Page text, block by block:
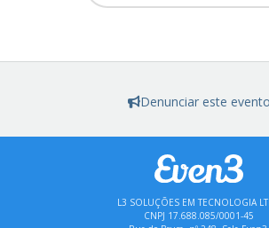
Denunciar este evento
L3 SOLUÇÕES EM TECNOLOGIA
CNPJ 17.688.085/0001-45